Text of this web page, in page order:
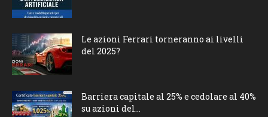
Le azioni Ferrari torneranno ai livelli
del 2025?
Barriera capitale al 25% e cedolare al 40%
su azioni del...